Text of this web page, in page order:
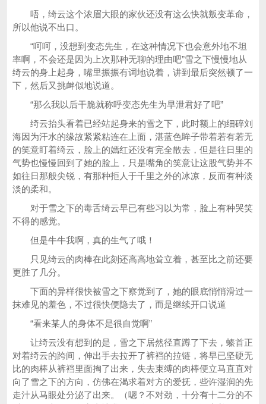
唔，绮云这个浓眉大眼的家伙还没有这么快就叛变革命，
所以他说不出口。
“呵呵，没想到变态先生，在这种情况下也会意外地不坦
率啊，不会还是因为上次那种无聊的理由吧”雪之下慢慢地从
绮云的身上起身，嘴里振振有词地说着，讲到最后突然顿了一
下，然后又挑衅似地说道。
“那么我以后干脆就称呼变态先生为早泄君好了吧”
绮云抬头看着已经站起身来的雪之下，此时额上的细碎刘
海因为汗水的缘故紧紧粘连在上面，湛蓝色眸子带着若有若无
的笑意盯着绮云，脸上的嫣红还没有完全散去，但是往日里的
气势也慢慢回到了她的脸上，只是嘴角的笑意让这股气势并不
如往日那般尖锐，有那种拒人于千里之外的冰凉，反而有种淡
淡的柔和。
对于雪之下的毒舌绮云早已有些习以为常，脸上有种哭笑
不得的感觉。
但是牛牛我啊，真的生气了哦！
只见绮云的肉棒在此刻还高高地耸立着，甚至比之前还要
更胜了几分。
下面的异样很快被雪之下察觉到了，她的眼底悄悄滑过一
抹难见的羞色，不过很快便隐去了，而是继续开口说道
“看来某人的身体不是很自觉啊”
让绮云没有想到的是，雪之下居然径直蹲了下去，螓首正
对着绮云的跨间，伸出手去拉开了裤裆的拉链，将早已坚硬无
比的肉棒从裤裆里面掏了出来，失去束缚的肉棒便立马直直对
向了雪之下的方向，仿佛在渴求着对方的爱抚，些许湿润的先
走汁从马眼处分泌了出来。（嗯？不对劲，十分有十二分的不